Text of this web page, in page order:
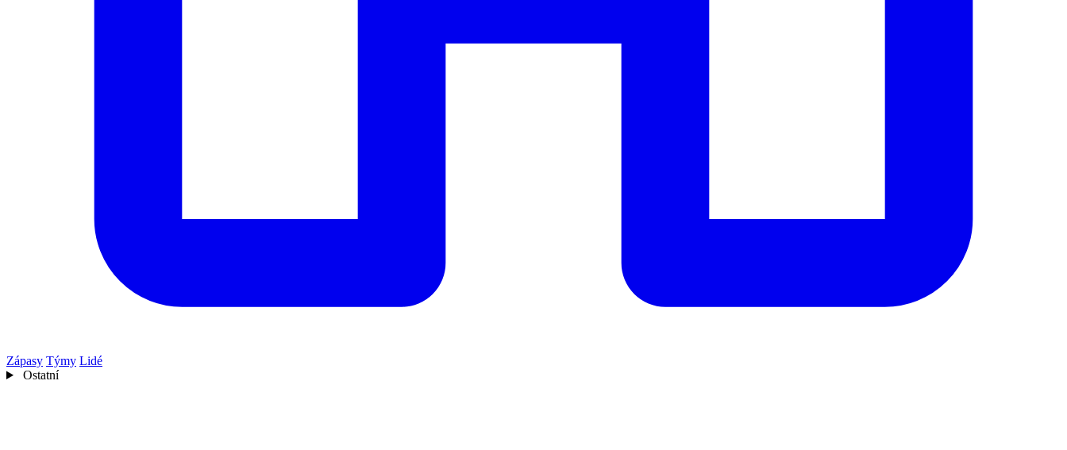
Zápasy Týmy Lidé
Ostatní